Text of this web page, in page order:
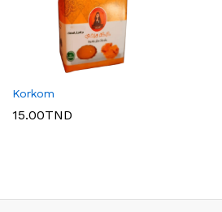
Korkom
15.00TND